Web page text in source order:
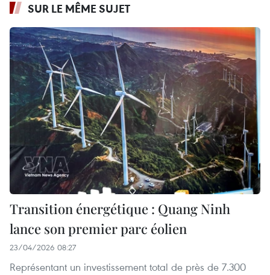
SUR LE MÊME SUJET
Transition énergétique : Quang Ninh
lance son premier parc éolien
23/04/2026 08:27
Représentant un investissement total de près de 7.300